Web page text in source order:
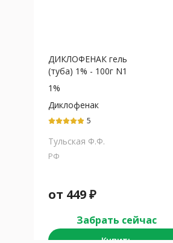
ДИКЛОФЕНАК гель
(туба) 1% - 100г N1
1%
Диклофенак
5
Тульская Ф.Ф.
РФ
от 449₽
Забрать сейчас
Купить